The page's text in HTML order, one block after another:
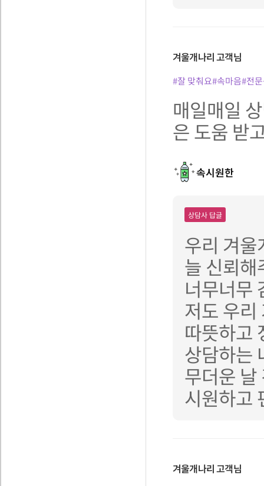
겨울개나리고객님
#잘 맞춰요#속마음#전
매일매일
은 도움 받
속시원한
상담사 답글
우리 겨
늘 신뢰
너무너무
저도 우
따뜻하고
상담하는
무더운 날
시원하고
겨울개나리고객님